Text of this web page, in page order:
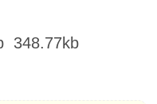
348.77kb